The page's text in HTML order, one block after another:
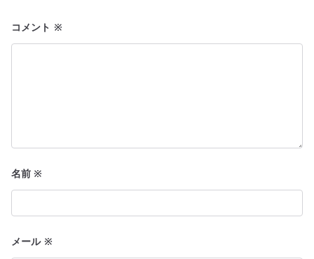
ン
コメント ※
名前※
メール ※